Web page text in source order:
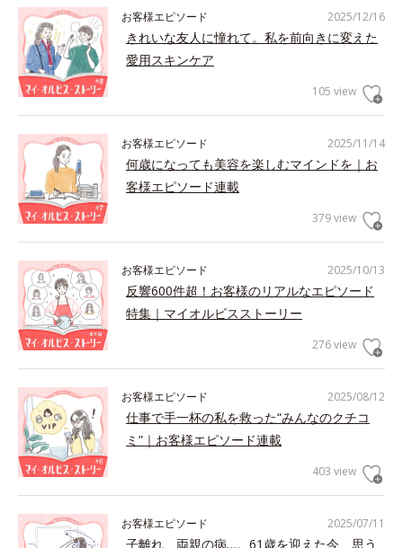
2025/12/16
お客様エピソード
きれいな友人に憧れて。私を前向きに変えた
愛用スキンケア
105 view
2025/11/14
お客様エピソード
何歳になっても美容を楽しむマインドを｜お
客様エピソード連載
379 view
2025/10/13
お客様エピソード
反響600件超！お客様のリアルなエピソード
特集｜マイオルビスストーリー
276 view
2025/08/12
お客様エピソード
仕事で手一杯の私を救った“みんなのクチコ
ミ”｜お客様エピソード連載
403 view
2025/07/11
お客様エピソード
子離れ、両親の病…。61歳を迎えた今、思う